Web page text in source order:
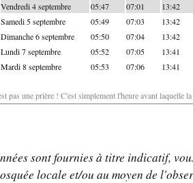
Vendredi 4 septembre 05:47 07:01 13:42
Samedi 5 septembre 05:49 07:03 13:42
Dimanche 6 septembre 05:50 07:04 13:42
Lundi 7 septembre 05:52 07:05 13:41
Mardi 8 septembre 05:53 07:06 13:41
pas une prière ! C'est simplement l'heure avant laquelle
sont fournies à titre indicatif,
locale et/ou au moyen de